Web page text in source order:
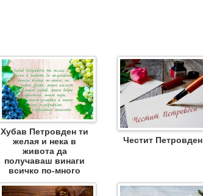
Хубав Петровден ти
желая и нека в
живота да
получаваш винаги
всичко по-много
Честит Петровден